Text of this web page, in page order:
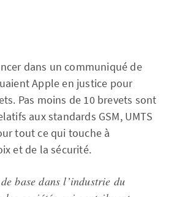
dans un communiqué de
Apple en justice pour
Pas moins de 10 brevets sont
aux standards GSM, UMTS
tout ce qui touche à
et de la sécurité.
base dans l’industrie du